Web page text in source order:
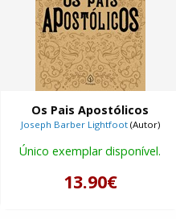
Os Pais Apostólicos
Joseph Barber Lightfoot(Autor)
Único exemplar disponível.
13.90€